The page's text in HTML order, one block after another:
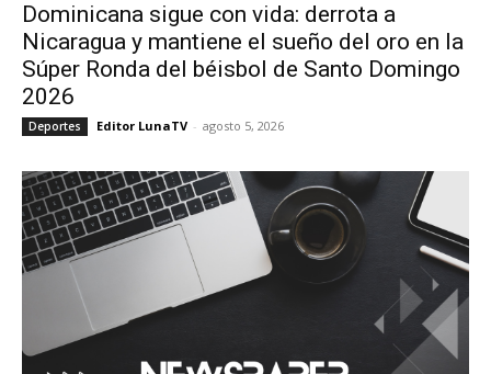
Dominicana sigue con vida: derrota a
Nicaragua y mantiene el sueño del oro en la
Súper Ronda del béisbol de Santo Domingo
2026
Deportes Editor LunaTV - agosto 5, 2026